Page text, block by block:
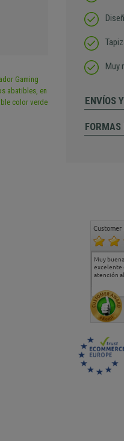
Muy
ENVÍOS
FORMAS
Customer
Muy
excelente
atención